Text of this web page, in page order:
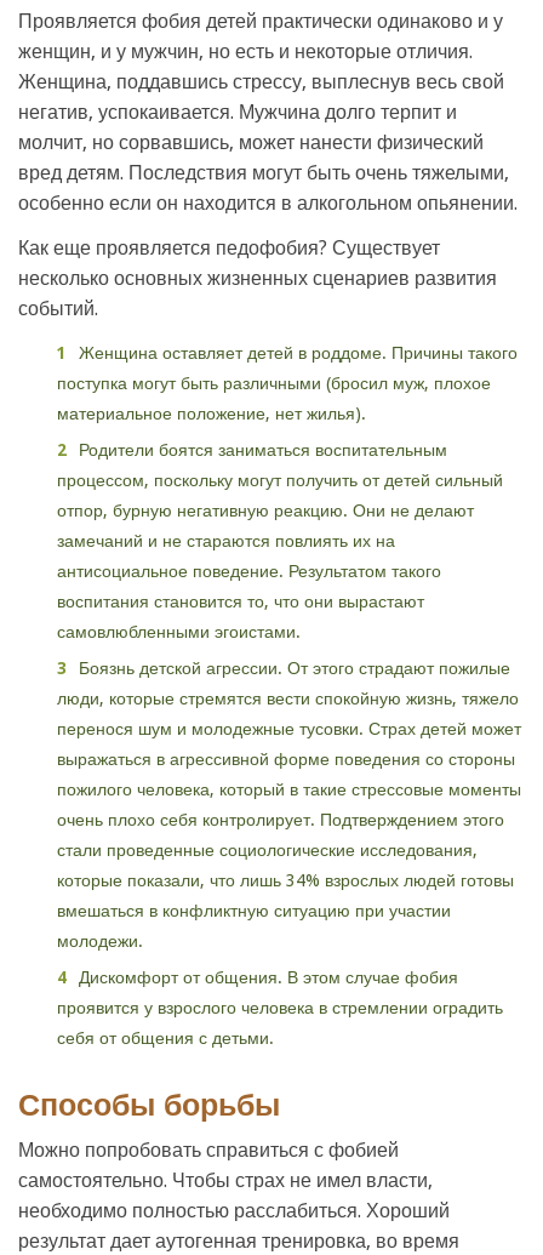
Проявляется фобия детей практически одинаково и у
женщин, и у мужчин, но есть и некоторые отличия.
Женщина, поддавшись стрессу, выплеснув весь свой
негатив, успокаивается. Мужчина долго терпит и
молчит, но сорвавшись, может нанести физический
вред детям. Последствия могут быть очень тяжелыми,
особенно если он находится в алкогольном опьянении.
Как еще проявляется педофобия? Существует
несколько основных жизненных сценариев развития
событий.
Женщина оставляет детей в роддоме. Причины такого
поступка могут быть различными (бросил муж, плохое
материальное положение, нет жилья).
Родители боятся заниматься воспитательным
процессом, поскольку могут получить от детей сильный
отпор, бурную негативную реакцию. Они не делают
замечаний и не стараются повлиять их на
антисоциальное поведение. Результатом такого
воспитания становится то, что они вырастают
самовлюбленными эгоистами.
Боязнь детской агрессии. От этого страдают пожилые
люди, которые стремятся вести спокойную жизнь, тяжело
перенося шум и молодежные тусовки. Страх детей может
выражаться в агрессивной форме поведения со стороны
пожилого человека, который в такие стрессовые моменты
очень плохо себя контролирует. Подтверждением этого
стали проведенные социологические исследования,
которые показали, что лишь 34% взрослых людей готовы
вмешаться в конфликтную ситуацию при участии
молодежи.
Дискомфорт от общения. В этом случае фобия
проявится у взрослого человека в стремлении оградить
себя от общения с детьми.
Способы борьбы
Можно попробовать справиться с фобией
самостоятельно. Чтобы страх не имел власти,
необходимо полностью расслабиться. Хороший
результат дает аутогенная тренировка, во время